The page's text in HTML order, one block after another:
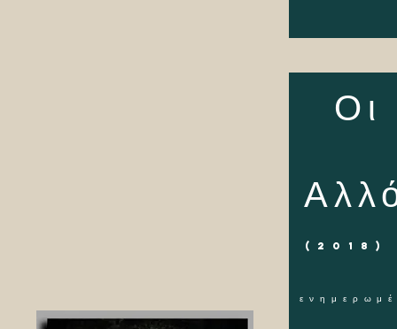
(2018) -